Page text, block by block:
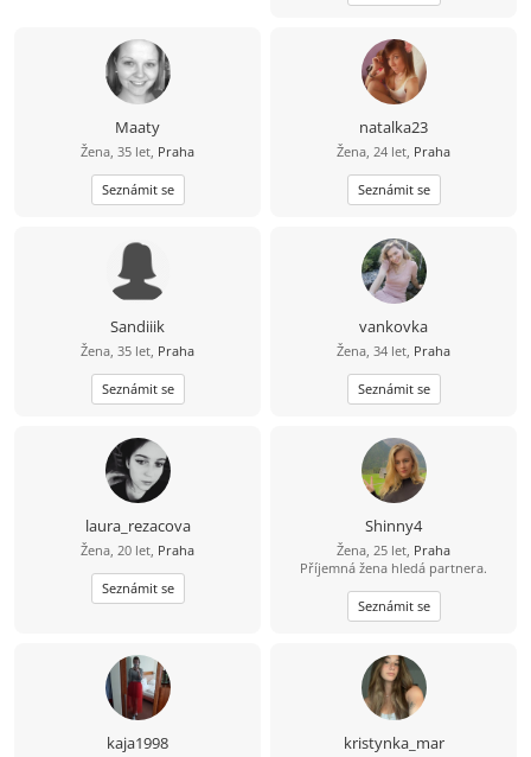
Maaty
Žena, 35 let, Praha
Seznámit se
natalka23
Žena, 24 let, Praha
Seznámit se
Sandiiik
Žena, 35 let, Praha
Seznámit se
vankovka
Žena, 34 let, Praha
Seznámit se
laura_rezacova
Žena, 20 let, Praha
Seznámit se
Shinny4
Žena, 25 let, Praha
Příjemná žena hledá partnera.
Seznámit se
kaja1998 kristynka_mar